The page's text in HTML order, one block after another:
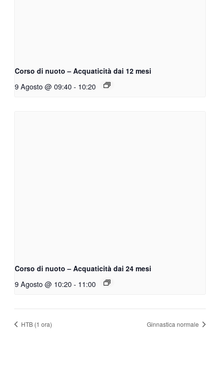
Corso di nuoto – Acquaticità dai 12 mesi
9 Agosto @ 09:40 - 10:20
Corso di nuoto – Acquaticità dai 24 mesi
9 Agosto @ 10:20 - 11:00
HTB (1 ora) Ginnastica normale